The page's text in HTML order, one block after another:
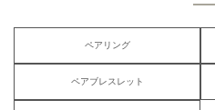
ペアリング
ペアブレスレット